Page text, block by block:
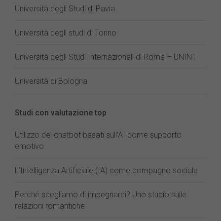
Università degli Studi di Pavia
Università degli studi di Torino
Università degli Studi Internazionali di Roma – UNINT
Università di Bologna
Studi con valutazione top
Utilizzo dei chatbot basati sull'AI come supporto
emotivo
L'Intelligenza Artificiale (IA) come compagno sociale
Perché scegliamo di impegnarci? Uno studio sulle
relazioni romantiche